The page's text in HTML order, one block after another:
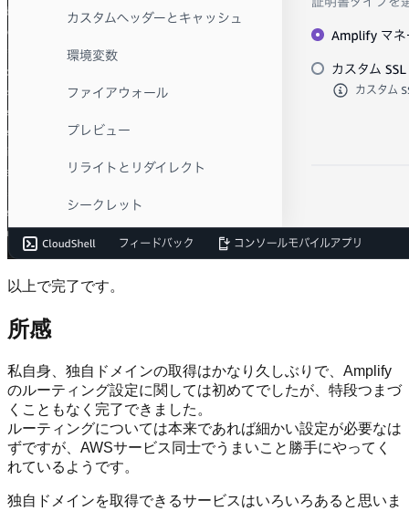
以上で完了です。
所感
私自身、独自ドメインの取得はかなり久しぶりで、Amplify
のルーティング設定に関しては初めてでしたが、特段つまづ
くこともなく完了できました。
ルーティングについては本来であれば細かい設定が必要なは
ずですが、AWSサービス同士でうまいこと勝手にやってく
れているようです。
独自ドメインを取得できるサービスはいろいろあると思いま